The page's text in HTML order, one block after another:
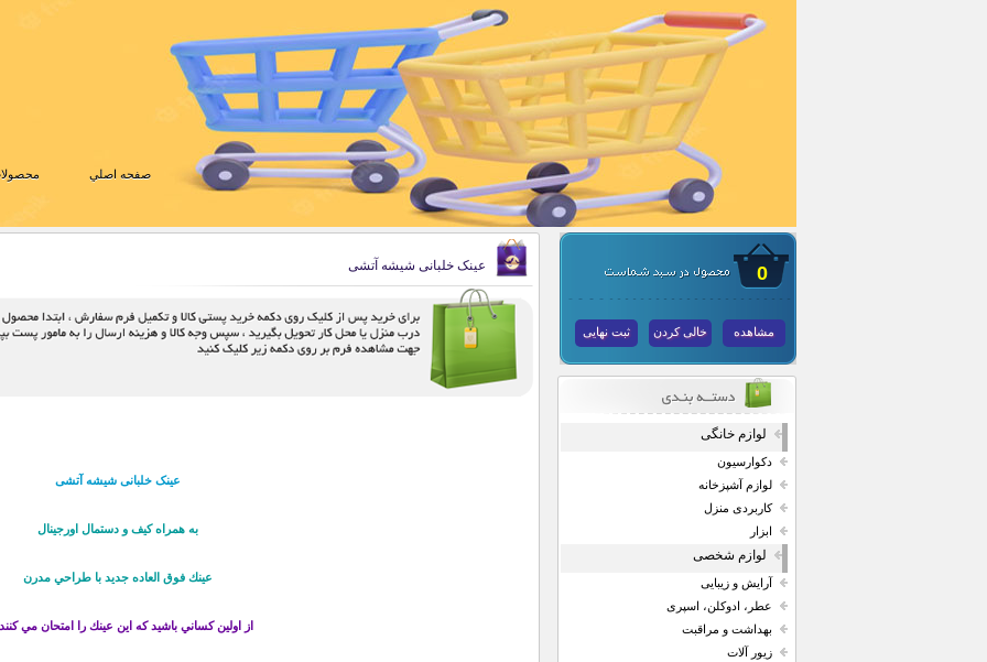
صفحه اصلي
0
مشاهده خالی کردن ثبت نهایی
لوازم خانگی
دکوارسیون
لوازم آشپزخانه
کاربردی منزل
ابزار
لوازم شخصی
آرایش و زیبایی
عطر، ادوکلن، اسپری
بهداشت و مراقبت
زیور آلات
عینک خلبانی شیشه آتشی
عینک خلبانی شیشه آتشی
به همراه کیف و دستمال اورجینال
عينك فوق العاده جديد با طراحي مدرن
از اولين كساني باشيد كه اين عينك را امتحان مي